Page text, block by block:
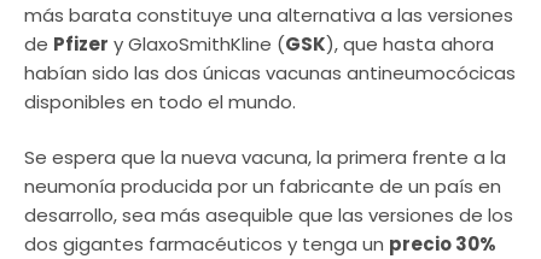
más barata constituye una alternativa a las versiones
de Pfizer y GlaxoSmithKline (GSK), que hasta ahora
habían sido las dos únicas vacunas antineumocócicas
disponibles en todo el mundo.
Se espera que la nueva vacuna, la primera frente a la
neumonía producida por un fabricante de un país en
desarrollo, sea más asequible que las versiones de los
dos gigantes farmacéuticos y tenga un precio 30%